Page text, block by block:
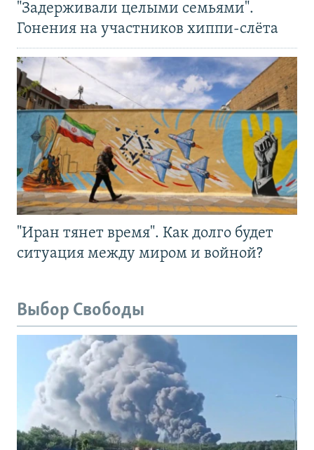
"Задерживали целыми семьями".
Гонения на участников хиппи-слёта
"Иран тянет время". Как долго будет
ситуация между миром и войной?
Выбор Свободы